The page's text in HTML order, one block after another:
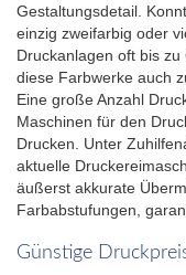
Gestaltungsdetail.
einzig zweifarbig oder
Druckanlagen oft bis
diese Farbwerke auch
Eine große Anzahl
Maschinen für den
Drucken. Unter
aktuelle
äußerst akkurate
Farbabstufungen,
Günstige